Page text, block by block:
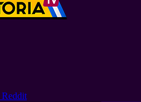
Reddit